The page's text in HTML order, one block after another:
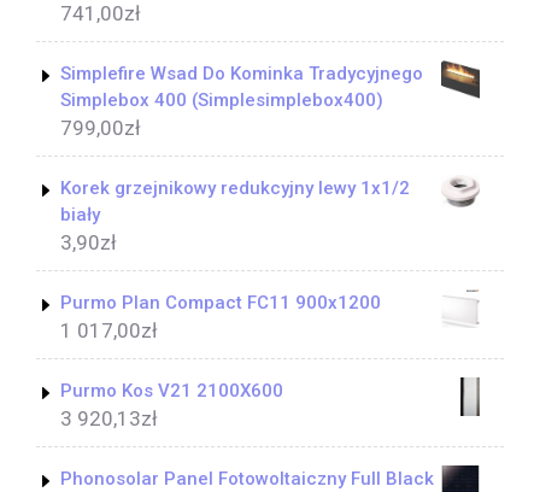
741,00zł
Simplefire Wsad Do Kominka Tradycyjnego
Simplebox 400 (Simplesimplebox400)
799,00zł
Korek grzejnikowy redukcyjny lewy 1x1/2
biały
3,90zł
Purmo Plan Compact FC11 900x1200
1 017,00zł
Purmo Kos V21 2100X600
3 920,13zł
Phonosolar Panel Fotowoltaiczny Full Black